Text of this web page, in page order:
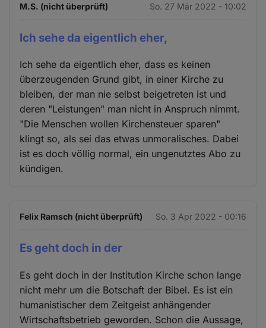
M.S. (nicht überprüft) So. 27 Mär 2022 - 10:02
Ich sehe da eigentlich eher,
Ich sehe da eigentlich eher, dass es keinen
überzeugenden Grund gibt, in einer Kirche zu
bleiben, der man nie selbst beigetreten ist und
deren "Leistungen" man nicht in Anspruch nimmt.
"Die Menschen wollen Kirchensteuer sparen"
klingt so, als sei das etwas unmoralisches. Dabei
ist es doch völlig normal, ein ungenutztes Abo zu
kündigen.
Felix Ramsch (nicht überprüft) So. 3 Apr 2022 - 00:16
Es geht doch in der
Es geht doch in der Institution Kirche schon lange
nicht mehr um die Botschaft der Bibel. Es ist ein
humanistischer dem Zeitgeist anhängender
Wirtschaftsbetrieb geworden. Schon die Aussage,